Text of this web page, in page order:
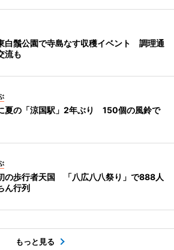
白鬚公園で寺島なす収穫イベント 調理通
流も
夏の「涼国駅」2年ぶり 150個の風鈴で
の歩行者天国 「八広八八祭り」で888人
ん行列
もっと見る